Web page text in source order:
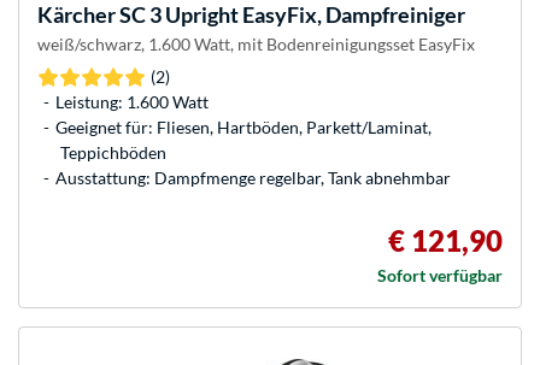
KärcherSC 3 Upright EasyFix, Dampfreiniger
weiß/schwarz, 1.600 Watt, mit Bodenreinigungsset EasyFix
(2)
Leistung: 1.600 Watt
Geeignet für: Fliesen, Hartböden, Parkett/Laminat,
Teppichböden
Ausstattung: Dampfmenge regelbar, Tank abnehmbar
€ 121,90
Sofort verfügbar